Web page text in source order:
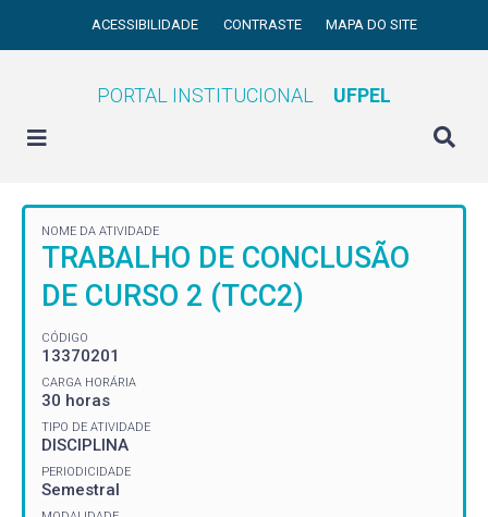
ACESSIBILIDADE CONTRASTE MAPA DO SITE
PORTAL INSTITUCIONAL UFPEL
NOME DA ATIVIDADE
TRABALHO DE CONCLUSÃO
DE CURSO 2 (TCC2)
CÓDIGO
13370201
CARGA HORÁRIA
30 horas
TIPO DE ATIVIDADE
DISCIPLINA
PERIODICIDADE
Semestral